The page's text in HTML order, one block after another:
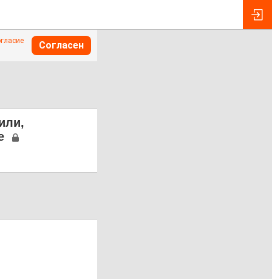
Согласен